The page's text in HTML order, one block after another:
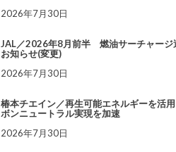
2026年7月30日
JAL／2026年8月前半 燃油サーチャージ
お知らせ(変更)
2026年7月30日
椿本チエイン／再生可能エネルギーを活
ボンニュートラル実現を加速
2026年7月30日